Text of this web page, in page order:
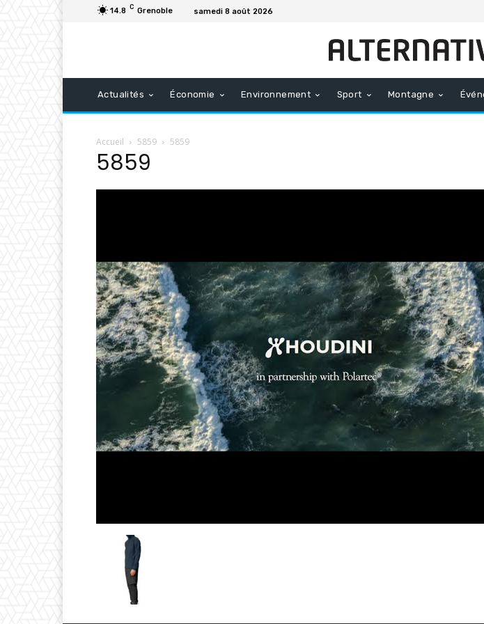
14.8 C Grenoble samedi 8 août 2026
Actualités Économie Environnement Sport Montagne
Accueil 5859 5859
5859